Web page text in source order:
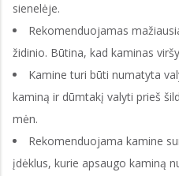
sienelėje.
Rekomenduojamas
židinio. Būtina, kad kaminas
Kamine turi būti numatyta
kaminą ir dūmtakį valyti prieš
mėn.
Rekomenduojama kamine
įdėklus, kurie apsaugo kaminą